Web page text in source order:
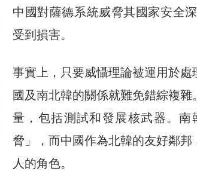
中國對薩德系統威脅其國家安全
受到損害。
事實上，只要威懾理論被運用於
國及南北韓的關係就難免錯綜複
量，包括測試和發展核武器。
脅」，而中國作為北韓的友好鄰
人的角色。